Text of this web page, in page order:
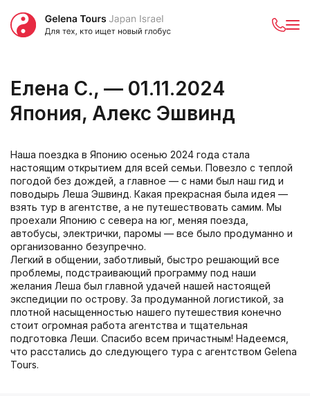
Елена С., — 01.11.2024
Япония, Алекс Эшвинд
Наша поездка в Японию осенью 2024 года стала
настоящим открытием для всей семьи. Повезло с теплой
погодой без дождей, а главное — с нами был наш гид и
поводырь Леша Эшвинд. Какая прекрасная была идея —
взять тур в агентстве, а не путешествовать самим. Мы
проехали Японию с севера на юг, меняя поезда,
автобусы, электрички, паромы — все было продуманно и
организованно безупречно.
Легкий в общении, заботливый, быстро решающий все
проблемы, подстраивающий программу под наши
желания Леша был главной удачей нашей настоящей
экспедиции по острову. За продуманной логистикой, за
плотной насыщенностью нашего путешествия конечно
стоит огромная работа агентства и тщательная
подготовка Леши. Спасибо всем причастным! Надеемся,
что расстались до следующего тура с агентством Gelena
Tours.